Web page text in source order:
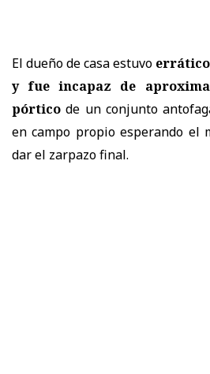
El dueño de casa estuvo errático
y fue incapaz de
pórtico de un conjunto
en campo propio esperando el
dar el zarpazo final.